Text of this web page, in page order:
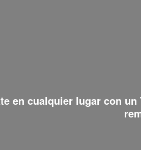
en cualquier lugar con un